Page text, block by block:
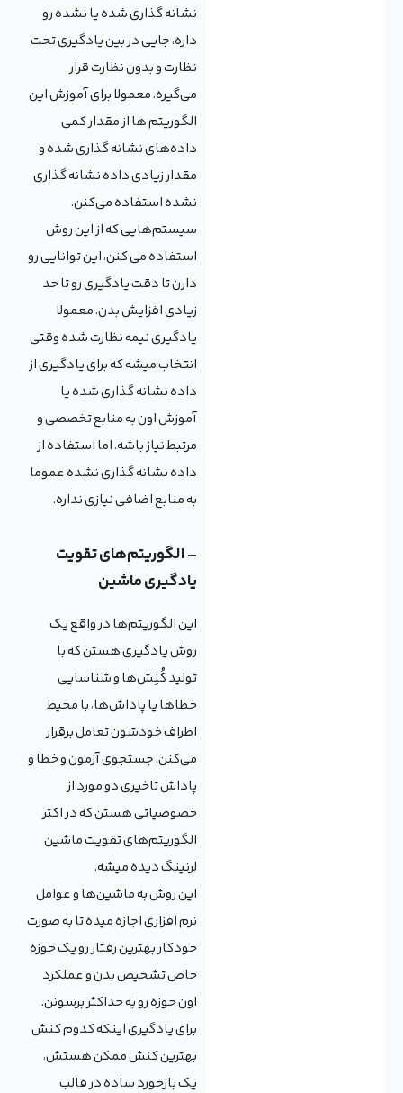
نشانه گذاری شده یا نشده رو
داره، جایی در بین یادگیری تحت
نظارت و بدون نظارت قرار
می‌گیره. معمولا برای آموزش این
الگوریتم ها از مقدار کمی
داده‌های نشانه گذاری شده و
مقدار زیادی داده نشانه گذاری
نشده استفاده می‌کنن.
سیستم‌هایی که از این روش
استفاده می کنن، این توانایی رو
دارن تا دقت یادگیری رو تا حد
زیادی افزایش بدن. معمولا
یادگیری نیمه نظارت شده وقتی
انتخاب میشه که برای یادگیری از
داده نشانه گذاری شده یا
آموزش اون به منابع تخصصی و
مرتبط نیاز باشه. اما استفاده از
داده نشانه گذاری نشده عموما
به منابع اضافی نیازی نداره.
– الگوریتم‌های تقویت
یادگیری ماشین
این الگوریتم‌ها در واقع یک
روش یادگیری هستن که با
تولید کُنِش‌ها و شناسایی
خطاها یا پاداش‌ها، با محیط
اطراف خودشون تعامل برقرار
می‌کنن. جستجوی آزمون و خطا و
پاداش تاخیری دو مورد از
خصوصیاتی هستن که در اکثر
الگوریتم‌های تقویت ماشین
لرنینگ دیده میشه.
این روش به ماشین‌ها و عوامل
نرم افزاری اجازه میده تا به صورت
خودکار بهترین رفتار رو یک حوزه
خاص تشخیص بدن و عملکرد
اون حوزه رو به حداکثر برسونن.
برای یادگیری اینکه کدوم کنش
بهترین کنش ممکن هستش،
یک بازخورد ساده در قالب